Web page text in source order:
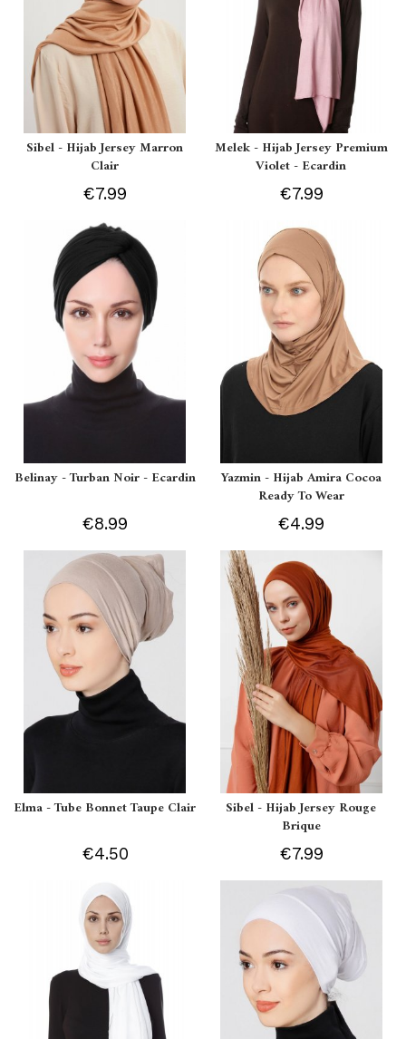
Sibel - Hijab Jersey Marron
Clair
€7.99
Melek - Hijab Jersey Premium
Violet - Ecardin
€7.99
Belinay - Turban Noir - Ecardin
€8.99
Yazmin - Hijab Amira Cocoa
Ready To Wear
€4.99
Elma - Tube Bonnet Taupe Clair
€4.50
Sibel - Hijab Jersey Rouge
Brique
€7.99